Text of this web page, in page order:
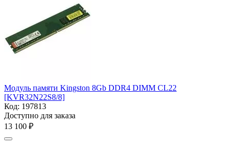
Модуль памяти Kingston 8Gb DDR4 DIMM CL22
[KVR32N22S8/8]
Код: 197813
Доступно для заказа
13 100 ₽